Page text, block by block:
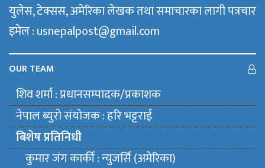
युलेस, टेक्सस, अमेरिका लेखक तथा समाचारका लागी पत्रचार
इमेल : usnepalpost@gmail.com
OUR TEAM
शिव शर्मा : प्रधानसम्पादक/प्रकाशक
नेपाल ब्युराे संयाेजक : हरि भट्टराई
बिशेष प्रतिनिधी
कुमार जंग कार्की : न्युजर्सि (अमेरिका)